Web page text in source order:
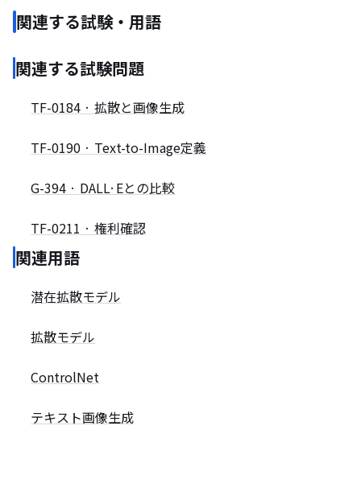
関連する試験・用語
関連する試験問題
TF-0184 · 拡散と画像生成
TF-0190 · Text-to-Image定義
G-394 · DALL·Eとの比較
TF-0211 · 権利確認
関連用語
潜在拡散モデル
拡散モデル
ControlNet
テキスト画像生成